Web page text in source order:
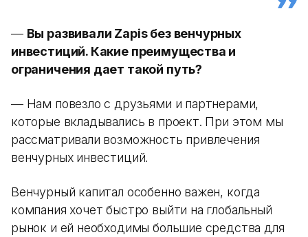
— Вы развивали Zapis без венчурных
инвестиций. Какие преимущества и
ограничения дает такой путь?
— Нам повезло с друзьями и партнерами,
которые вкладывались в проект. При этом мы
рассматривали возможность привлечения
венчурных инвестиций.
Венчурный капитал особенно важен, когда
компания хочет быстро выйти на глобальный
рынок и ей необходимы большие средства для